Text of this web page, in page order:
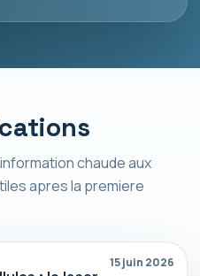
chaude aux
apres la premiere
15 juin 2026